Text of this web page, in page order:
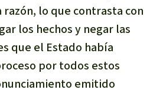
Agenda
Derechos de la Naturaleza
Bioenergía
Agua
lo que contrasta con
los hechos y negar las
que el Estado había
por todos estos
emitido